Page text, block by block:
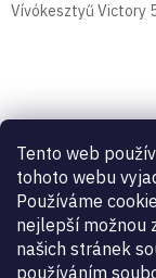
Tento web
tohoto webu
Používáme
nejlepší možnou
našich stránek
používáním
Vívókesztyű Victory
Vívókesztyű